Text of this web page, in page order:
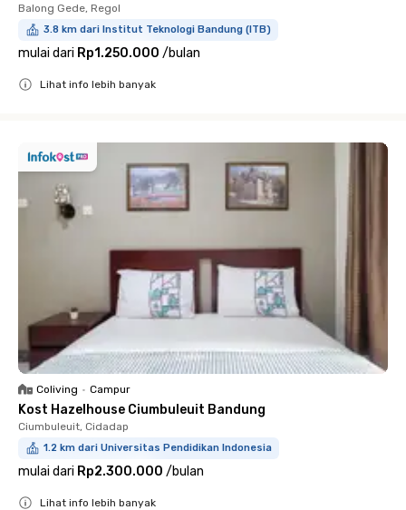
Balong Gede, Regol
3.8 km dari Institut Teknologi Bandung (ITB)
mulai dari Rp1.250.000 /bulan
Lihat info lebih banyak
Coliving • Campur
Kost Hazelhouse Ciumbuleuit Bandung
Ciumbuleuit, Cidadap
1.2 km dari Universitas Pendidikan Indonesia
mulai dari Rp2.300.000 /bulan
Lihat info lebih banyak